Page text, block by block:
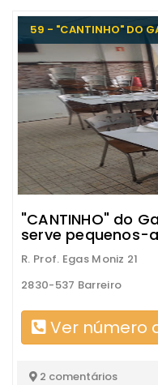
59 - "CANTINHO" DO
"CANTINHO" do
serve pequenos-
R. Prof. Egas Moniz 21
2830-537 Barreiro
Ver número
2 comentários